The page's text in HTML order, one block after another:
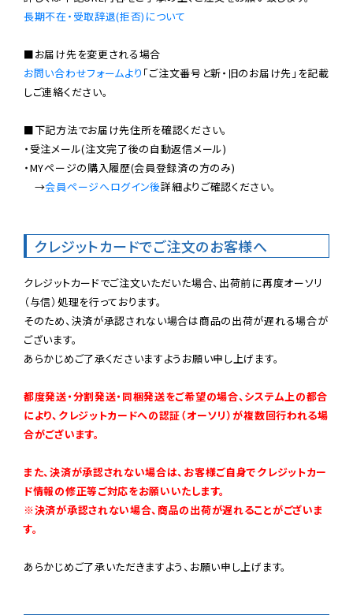
長期不在・受取辞退(拒否)について
お問い合わせフォームより 「ご注文番号と新・旧のお届け先」を記載
しご連絡ください。
■下記方法でお届け先住所を確認ください。
・受注メール(注文完了後の自動返信メール)
・MYページの購入履歴(会員登録済の方のみ)
→会員ページへログイン後詳細よりご確認ください。
クレジットカードでご注文のお客様へ
クレジットカードでご注文いただいた場合、出荷前に再度オーソリ
（与信）処理を行っております。
そのため、決済が承認されない場合は商品の出荷が遅れる場合が
ございます。
あらかじめご了承くださいますようお願い申し上げます。
都度発送・分割発送・同梱発送をご希望の場合、システム上の都合
により、クレジットカードへの認証（オーソリ）が複数回行われる場
合がございます。
また、決済が承認されない場合は、お客様ご自身でクレジットカー
ド情報の修正等ご対応をお願いいたします。
※決済が承認されない場合、商品の出荷が遅れることがございま
す。
あらかじめご了承いただきますよう、お願い申し上げます。